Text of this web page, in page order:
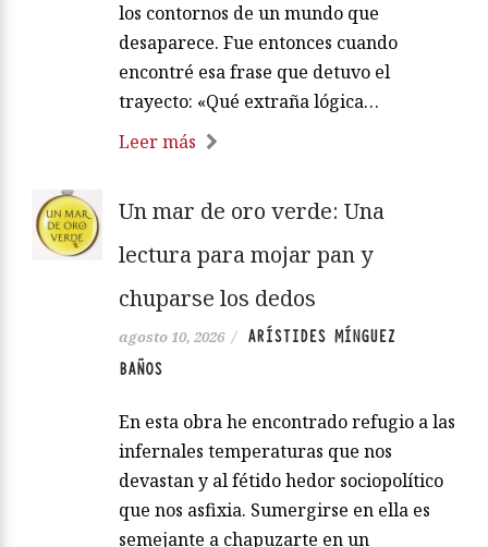
los contornos de un mundo que
desaparece. Fue entonces cuando
encontré esa frase que detuvo el
trayecto: «Qué extraña lógica…
Leer más
Un mar de oro verde: Una
lectura para mojar pan y
chuparse los dedos
agosto 10, 2026 /
ARÍSTIDES MÍNGUEZ
BAÑOS
En esta obra he encontrado refugio a las
infernales temperaturas que nos
devastan y al fétido hedor sociopolítico
que nos asfixia. Sumergirse en ella es
semejante a chapuzarte en un